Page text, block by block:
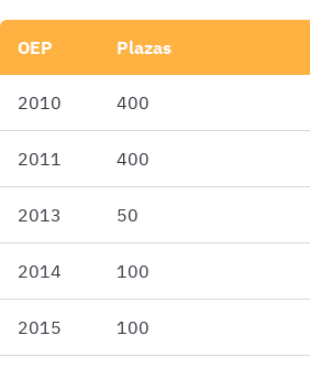
OEP Plazas
2010 400
2011 400
2013 50
2014 100
2015 100